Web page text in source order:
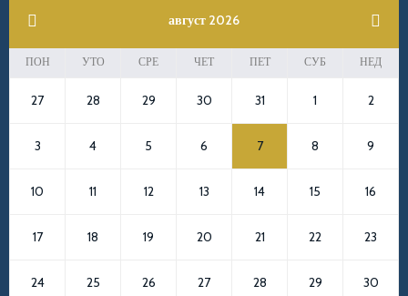
август 2026
ПОН УТО СРЕ ЧЕТ ПЕТ СУБ НЕД
27 28 29 30 31 1 2
3 4 5 6 7 8 9
10 11 12 13 14 15 16
17 18 19 20 21 22 23
24 25 26 27 28 29 30